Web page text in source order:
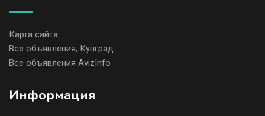
Карта сайта
Все объявления, Кунград
Все объявления AvizInfo
Информация